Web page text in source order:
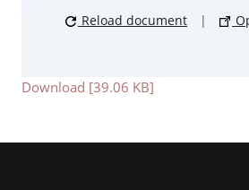
Reload document |
Download [39.06 KB]